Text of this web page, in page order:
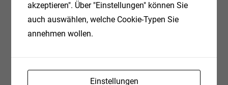
Erweiterungen
akzeptieren". Über "Einstellungen" können Sie
auch auswählen, welche Cookie-Typen Sie
annehmen wollen.
Einstellungen